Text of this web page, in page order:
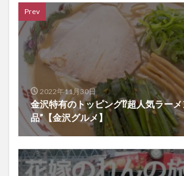
Prev
2022年11月30日
金沢特有のトッピング⁉超人気ラーメ
品”【金沢グルメ】